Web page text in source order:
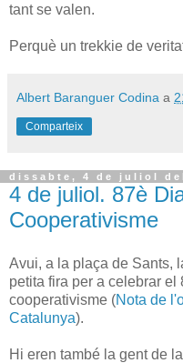
tant se valen.
Perquè un trekkie de
Albert Baranguer Codina a
Comparteix
dissabte, 4 de juliol del
4 de juliol. 87è
Cooperativisme
Avui, a la plaça de Sants,
petita fira per a celebrar el
cooperativisme (Nota de
Catalunya).
Hi eren també la gent de